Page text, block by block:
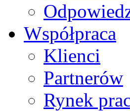
Współpraca
Klienci
Partnerów
Rynek